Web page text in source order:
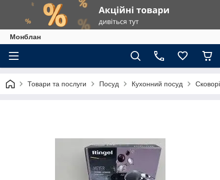
Монблан
Товари та послуги Посуд Кухонний посуд